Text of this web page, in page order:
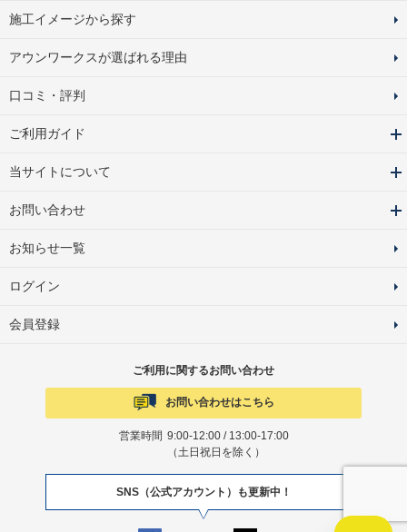
施工イメージから探す
アウンワークスが選ばれる理由
口コミ・評判
ご利用ガイド
当サイトについて
お問い合わせ
お知らせ一覧
ログイン
会員登録
ご利用に関するお問い合わせ
お問い合わせはこちら
営業時間 9:00-12:00 / 13:00-17:00
（土日祝日を除く）
SNS（公式アカウント）も更新中！